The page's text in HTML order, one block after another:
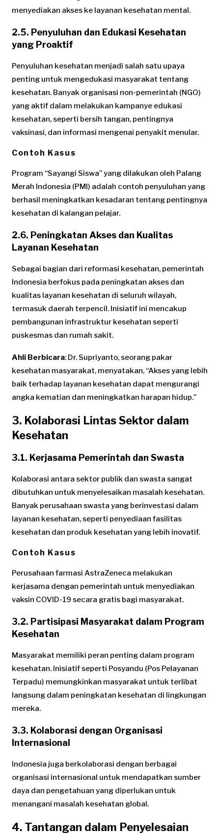
menyediakan akses ke layanan kesehatan mental.
2.5. Penyuluhan dan Edukasi Kesehatan
yang Proaktif
Penyuluhan kesehatan menjadi salah satu upaya
penting untuk mengedukasi masyarakat tentang
kesehatan. Banyak organisasi non-pemerintah (NGO)
yang aktif dalam melakukan kampanye edukasi
kesehatan, seperti bersih tangan, pentingnya
vaksinasi, dan informasi mengenai penyakit menular.
Contoh Kasus
Program “Sayangi Siswa” yang dilakukan oleh Palang
Merah Indonesia (PMI) adalah contoh penyuluhan yang
berhasil meningkatkan kesadaran tentang pentingnya
kesehatan di kalangan pelajar.
2.6. Peningkatan Akses dan Kualitas
Layanan Kesehatan
Sebagai bagian dari reformasi kesehatan, pemerintah
Indonesia berfokus pada peningkatan akses dan
kualitas layanan kesehatan di seluruh wilayah,
termasuk daerah terpencil. Inisiatif ini mencakup
pembangunan infrastruktur kesehatan seperti
puskesmas dan rumah sakit.
Ahli Berbicara: Dr. Supriyanto, seorang pakar
kesehatan masyarakat, menyatakan, “Akses yang lebih
baik terhadap layanan kesehatan dapat mengurangi
angka kematian dan meningkatkan harapan hidup.”
3. Kolaborasi Lintas Sektor dalam
Kesehatan
3.1. Kerjasama Pemerintah dan Swasta
Kolaborasi antara sektor publik dan swasta sangat
dibutuhkan untuk menyelesaikan masalah kesehatan.
Banyak perusahaan swasta yang berinvestasi dalam
layanan kesehatan, seperti penyediaan fasilitas
kesehatan dan produk kesehatan yang lebih inovatif.
Contoh Kasus
Perusahaan farmasi AstraZeneca melakukan
kerjasama dengan pemerintah untuk menyediakan
vaksin COVID-19 secara gratis bagi masyarakat.
3.2. Partisipasi Masyarakat dalam Program
Kesehatan
Masyarakat memiliki peran penting dalam program
kesehatan. Inisiatif seperti Posyandu (Pos Pelayanan
Terpadu) memungkinkan masyarakat untuk terlibat
langsung dalam peningkatan kesehatan di lingkungan
mereka.
3.3. Kolaborasi dengan Organisasi
Internasional
Indonesia juga berkolaborasi dengan berbagai
organisasi internasional untuk mendapatkan sumber
daya dan pengetahuan yang diperlukan untuk
menangani masalah kesehatan global.
4. Tantangan dalam Penyelesaian